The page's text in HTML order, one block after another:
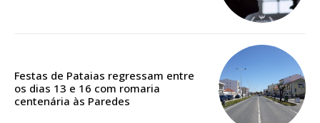
16€
Festas de Pataias regressam entre
os dias 13 e 16 com romaria
centenária às Paredes